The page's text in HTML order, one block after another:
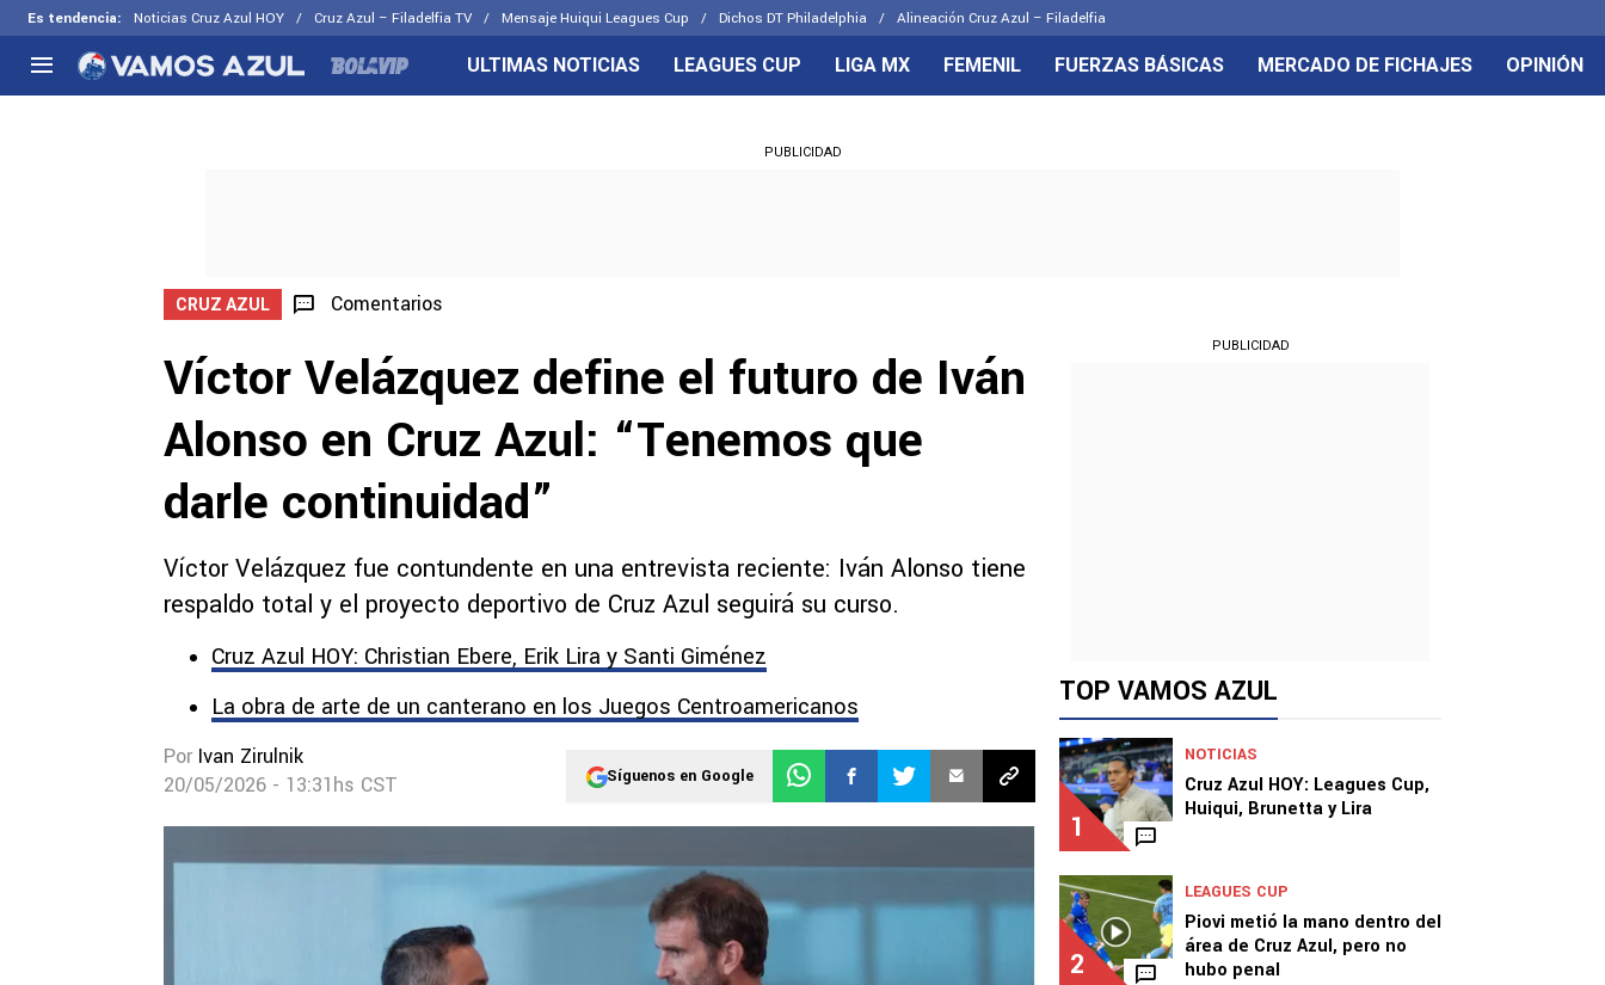
Es tendencia: Noticias Cruz Azul HOY Cruz Azul – Filadelfia TV Mensaje Huiqui Leagues Cup Dichos DT Philadelphia Alineación Cruz Azul – Filadelfia
Selección Mexicana
CELESTES
ULTIMAS NOTICIAS LEAGUES CUP LIGA MX FEMENIL FUERZAS BÁSICAS MERCADO DE FICHAJES OPINIÓN
PUBLICIDAD
CRUZ AZUL Comentarios
Víctor Velázquez define el futuro de Iván
Alonso en Cruz Azul: “Tenemos que
darle continuidad”
Víctor Velázquez fue contundente en una entrevista reciente: Iván Alonso tiene
respaldo total y el proyecto deportivo de Cruz Azul seguirá su curso.
Cruz Azul HOY: Christian Ebere, Erik Lira y Santi Giménez
La obra de arte de un canterano en los Juegos Centroamericanos
Por Ivan Zirulnik
20/05/2026 - 13:31hs CST
Síguenos en Google
PUBLICIDAD
TOP VAMOS AZUL
1
NOTICIAS
Cruz Azul HOY: Leagues Cup,
Huiqui, Brunetta y Lira
2
LEAGUES CUP
Piovi metió la mano dentro del
área de Cruz Azul, pero no
hubo penal